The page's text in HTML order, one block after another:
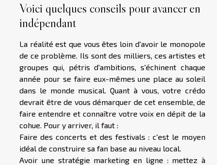
Voici quelques conseils pour avancer en
indépendant
La réalité est que vous êtes loin d'avoir le monopole
de ce problème. Ils sont des milliers, ces artistes et
groupes qui, pétris d'ambitions, s'échinent chaque
année pour se faire eux-mêmes une place au soleil
dans le monde musical. Quant à vous, votre crédo
devrait être de vous démarquer de cet ensemble, de
faire entendre et connaître votre voix en dépit de la
cohue. Pour y arriver, il faut :
Faire des concerts et des festivals : c'est le moyen
idéal de construire sa fan base au niveau local.
Avoir une stratégie marketing en ligne : mettez à